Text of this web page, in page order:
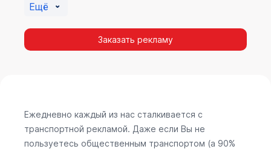
Ещё
Заказать рекламу
Ежедневно каждый из нас сталкивается с
транспортной рекламой. Даже если Вы не
пользуетесь общественным транспортом (а 90%